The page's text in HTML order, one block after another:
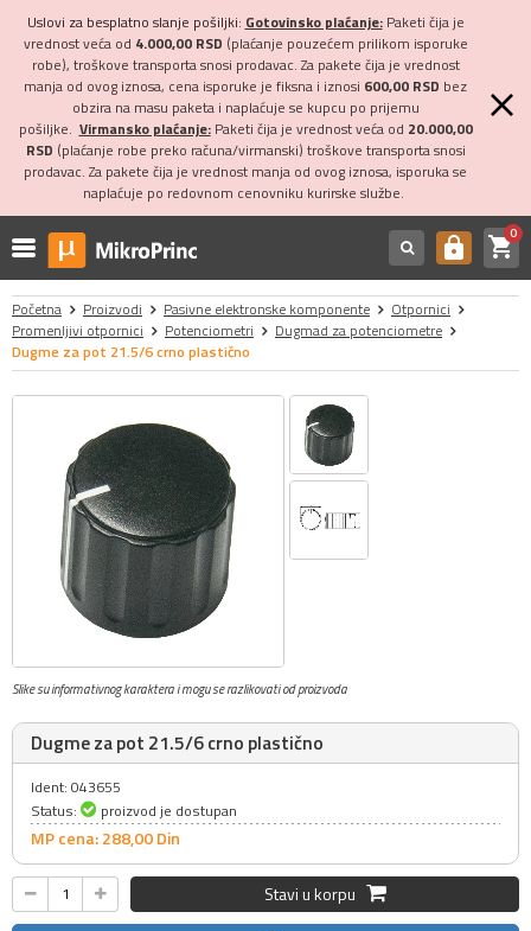
Uslovi za besplatno slanje pošiljki: Gotovinsko plaćanje:Paketi čija je
vrednost veća od 4.000,00 RSD (plaćanje pouzećem prilikom isporuke
robe), troškove transporta snosi prodavac. Za pakete čija je vrednost
manja od ovog iznosa, cena isporuke je fiksna i iznosi 600,00 RSD bez
obzira na masu paketa i naplaćuje se kupcu po prijemu
pošiljke. Virmansko plaćanje:Paketi čija je vrednost veća od 20.000,00
RSD (plaćanje robe preko računa/virmanski) troškove transporta snosi
prodavac. Za pakete čija je vrednost manja od ovog iznosa, isporuka se
naplaćuje po redovnom cenovniku kurirske službe.
https shopping_cart0
Početna Proizvodi Pasivne elektronske komponente
Otpornici
Promenljivi otpornici
Potenciometri
Dugmad za potenciometre
Dugme za pot 21.5/6 crno plastično
Slike su informativnog karaktera i mogu se razlikovati od proizvoda
Dugme za pot 21.5/6 crno plastično
Ident: 043655
Status:
proizvod je dostupan
MP cena: 288,00Din
Stavi u korpu